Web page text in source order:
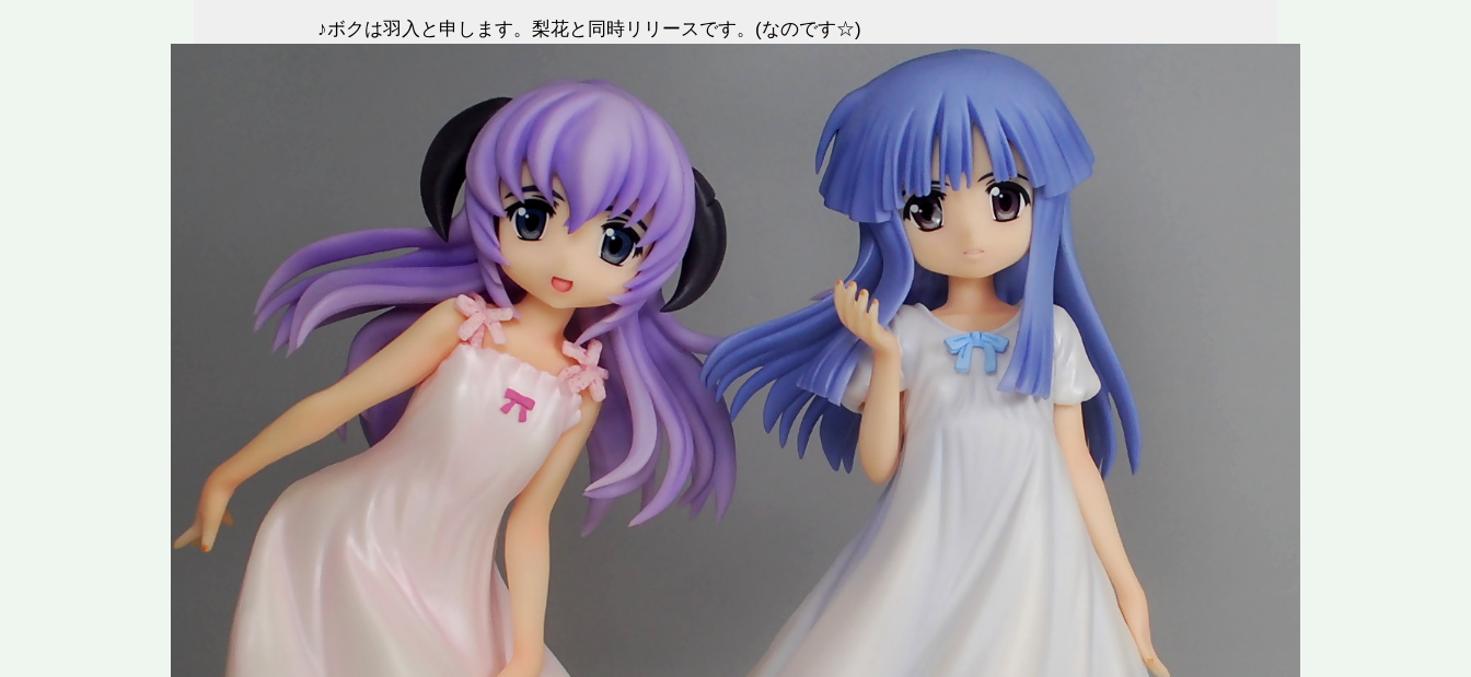
♪ボクは羽入と申します。梨花と同時リリースです。(なのです☆)